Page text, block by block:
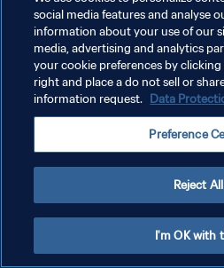
POLÍTICA DE PRIVACIDAD
TÉRMINOS DE SERVICIO
AJUSTAR LA CONFIGURACIÓN DE LAS
social media features and analyse
information about your use of our
media, advertising and analytics
your cookie preferences by
right and place a do not sell or
information request. Data
Preference
Reject All
I'm OK with